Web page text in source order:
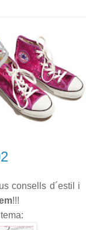
consells d´estil i
!!!